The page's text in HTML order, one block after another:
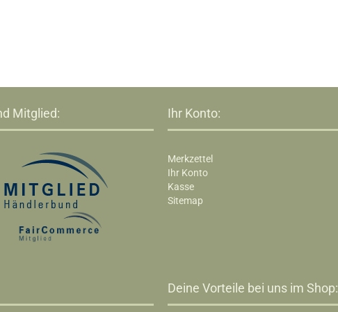
Mitglied: Ihr Konto:
Merkzettel
Ihr Konto
Kasse
Sitemap
Deine Vorteile bei uns im Shop:​